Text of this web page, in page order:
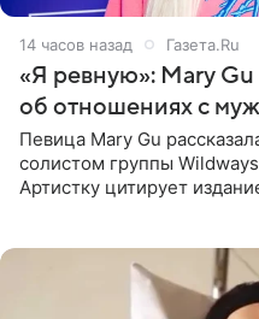
14 часов назад Газета.Ru
«Я ревную»: Mary Gu
об отношениях с
Певица Mary Gu
солистом группы
Артистку цитирует